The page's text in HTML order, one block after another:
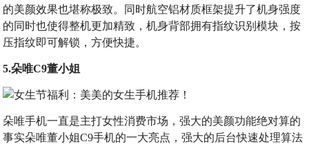
的美颜效果也堪称极致。同时航空铝材质框架提升了机身强度
的同时也使得整机更加精致，机身背部拥有指纹识别模块，按
压指纹即可解锁，方便快捷。
5.朵唯C9董小姐
朵唯手机一直是主打女性消费市场，强大的美颜功能绝对算的
事实朵唯董小姐C9手机的一大亮点，强大的后台快速处理算法